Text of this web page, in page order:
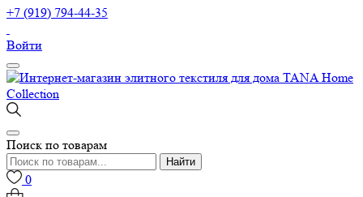
+7 (919) 794-44-35
Войти
Поиск по товарам
Найти
0